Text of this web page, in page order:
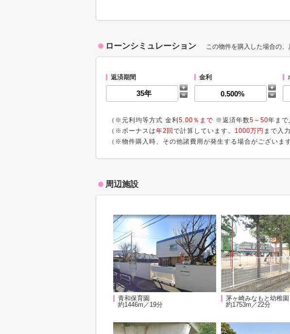
ローンシミュレーション この物件を購入した場合の
返済期間 金利
（※元利均等方式 金利 5.00％まで ※返済年数5～50年まで
（※ボーナスは年2回 で計算しています。 1000万円 まで入
（※物件購入時、その他諸費用が発生する場合がございます
周辺施設
青和保育園
約1446m／19分
茅ヶ崎みなもと幼稚園
約1753m／22分